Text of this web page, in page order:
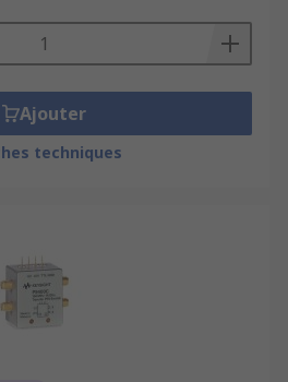
Ajouter
techniques